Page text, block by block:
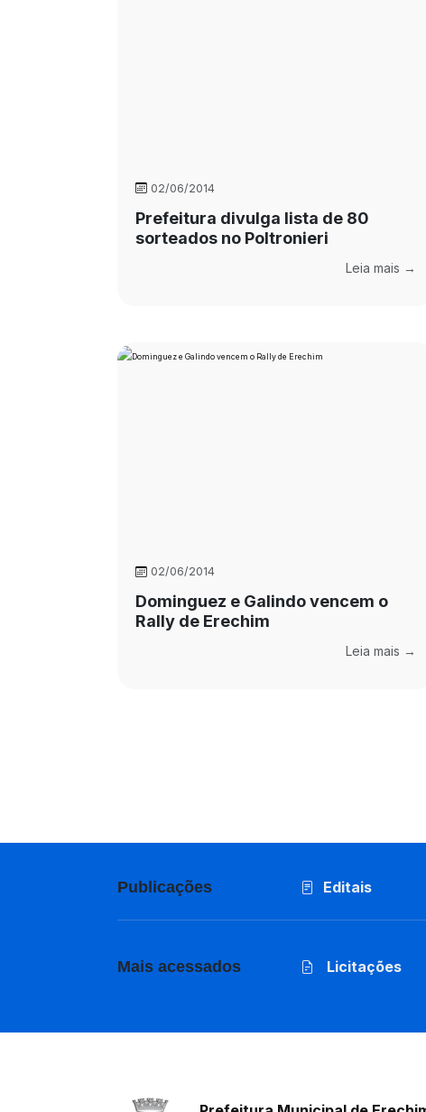
02/06/2014
Prefeitura divulga lista de 80
sorteados no Poltronieri
Leia mais →
02/06/2014
Dominguez e Galindo vencem o
Rally de Erechim
Leia mais →
Publicações Editais
Mais acessados Licitações